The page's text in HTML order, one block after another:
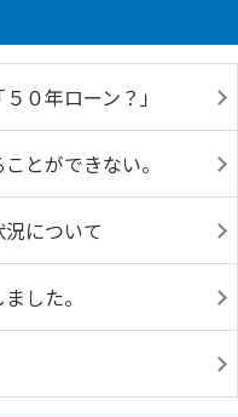
０年ローン？」
とができない。
について
した。